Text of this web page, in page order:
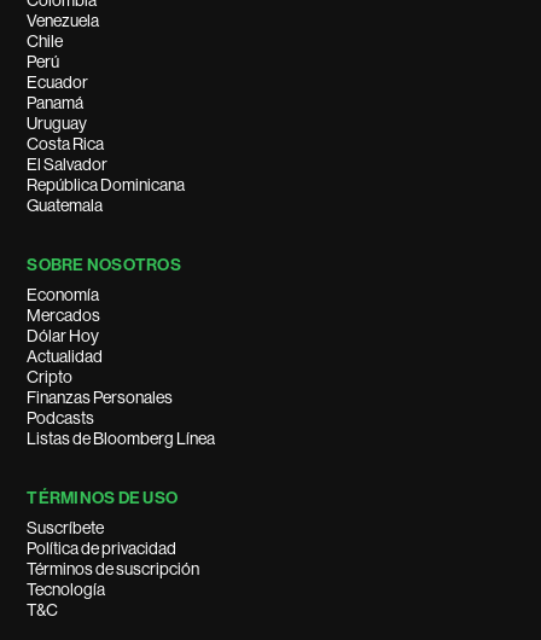
Venezuela
Chile
Perú
Ecuador
Panamá
Uruguay
Costa Rica
El Salvador
República Dominicana
Guatemala
SOBRE NOSOTROS
Economía
Mercados
Dólar Hoy
Actualidad
Cripto
Finanzas Personales
Podcasts
Listas de Bloomberg Línea
TÉRMINOS DE USO
Suscríbete
Política de privacidad
Términos de suscripción
Tecnología
T&C